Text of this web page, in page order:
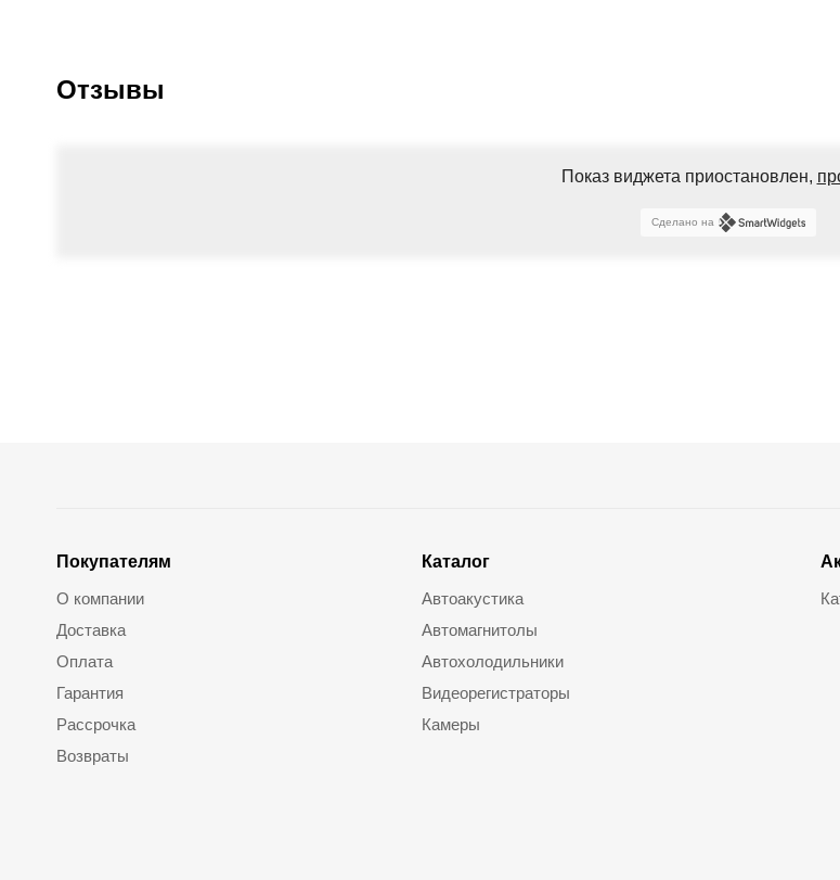
Отзывы
Показ виджета приостановлен,
Сделано на
Покупателям
О компании
Доставка
Оплата
Гарантия
Рассрочка
Возвраты
Каталог
Автоакустика
Автомагнитолы
Автохолодильники
Видеорегистраторы
Камеры